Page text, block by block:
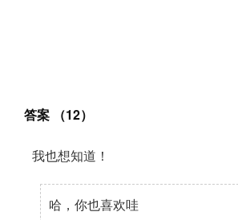
答案 （12）
我也想知道！
哈，你也喜欢哇